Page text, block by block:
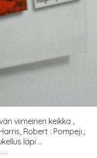
viimeinen keikka ,
Robert : Pompeji ;
läpi ...